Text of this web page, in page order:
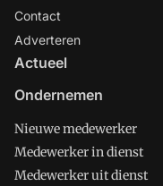
Contact
Adverteren
Actueel
Ondernemen
Nieuwe medewerker
Medewerker in dienst
Medewerker uit dienst